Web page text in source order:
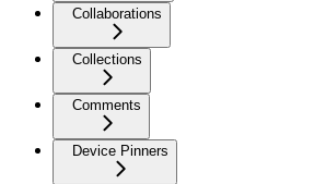
Collaborations
Collections
Comments
Device Pinners